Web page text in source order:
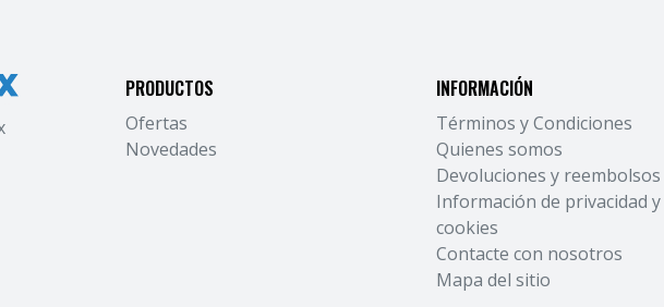
PRODUCTOS
Ofertas
Novedades
INFORMACIÓN
Términos y Condiciones
Quienes somos
Devoluciones y reembolsos
Información de privacidad y
cookies
Contacte con nosotros
Mapa del sitio